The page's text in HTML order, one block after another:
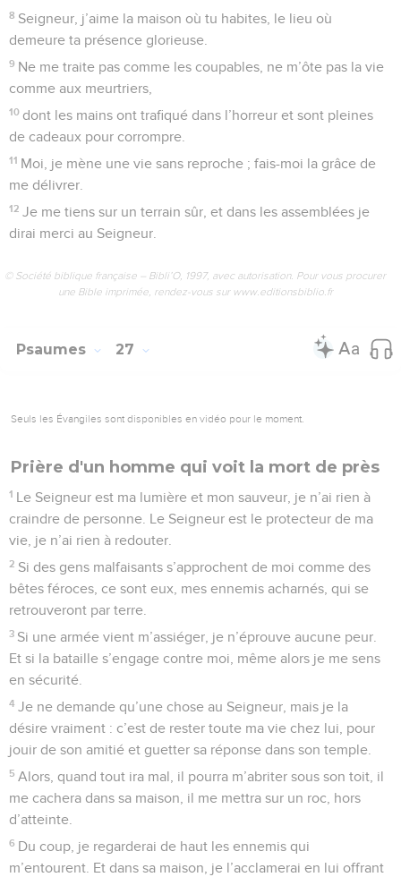
8 Seigneur, j’aime la maison où tu habites, le lieu où
demeure ta présence glorieuse.
9 Ne me traite pas comme les coupables, ne m’ôte pas la vie
comme aux meurtriers,
10 dont les mains ont trafiqué dans l’horreur et sont pleines
de cadeaux pour corrompre.
11 Moi, je mène une vie sans reproche ; fais-moi la grâce de
me délivrer.
12 Je me tiens sur un terrain sûr, et dans les assemblées je
dirai merci au Seigneur.
© Société biblique française – Bibli’O, 1997, avec autorisation. Pour vous procurer
une Bible imprimée, rendez-vous sur www.editionsbiblio.fr
Psaumes 27
Seuls les Évangiles sont disponibles en vidéo pour le moment.
Prière d'un homme qui voit la mort de près
1 Le Seigneur est ma lumière et mon sauveur, je n’ai rien à
craindre de personne. Le Seigneur est le protecteur de ma
vie, je n’ai rien à redouter.
2 Si des gens malfaisants s’approchent de moi comme des
bêtes féroces, ce sont eux, mes ennemis acharnés, qui se
retrouveront par terre.
3 Si une armée vient m’assiéger, je n’éprouve aucune peur.
Et si la bataille s’engage contre moi, même alors je me sens
en sécurité.
4 Je ne demande qu’une chose au Seigneur, mais je la
désire vraiment : c’est de rester toute ma vie chez lui, pour
jouir de son amitié et guetter sa réponse dans son temple.
5 Alors, quand tout ira mal, il pourra m’abriter sous son toit, il
me cachera dans sa maison, il me mettra sur un roc, hors
d’atteinte.
6 Du coup, je regarderai de haut les ennemis qui
m’entourent. Et dans sa maison, je l’acclamerai en lui offrant